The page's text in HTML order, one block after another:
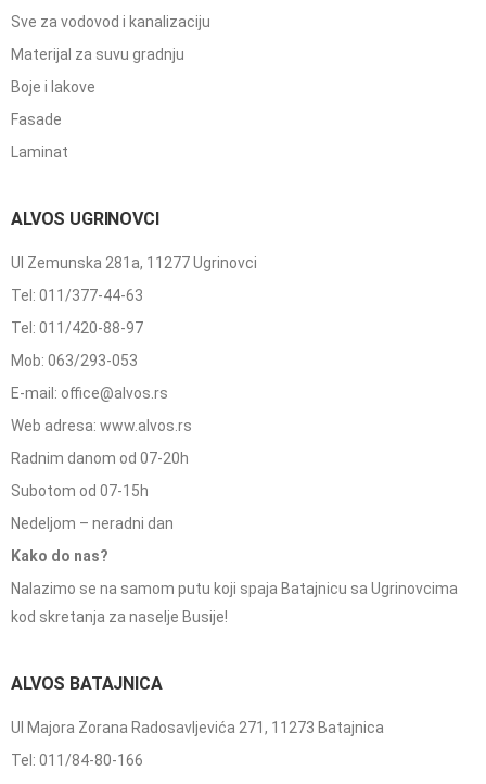
Sve za vodovod i kanalizaciju
Materijal za suvu gradnju
Boje i lakove
Fasade
Laminat
ALVOS UGRINOVCI
Ul Zemunska 281a, 11277 Ugrinovci
Tel: 011/377-44-63
Tel: 011/420-88-97
Mob: 063/293-053
E-mail: office@alvos.rs
Web adresa: www.alvos.rs
Radnim danom od 07-20h
Subotom od 07-15h
Nedeljom – neradni dan
Kako do nas?
Nalazimo se na samom putu koji spaja Batajnicu sa Ugrinovcima
kod skretanja za naselje Busije!
ALVOS BATAJNICA
Ul Majora Zorana Radosavljevića 271, 11273 Batajnica
Tel: 011/84-80-166